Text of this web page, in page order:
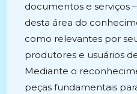
documentos e serviços
desta área do
como relevantes por
produtores e usuários
Mediante o
peças fundamentais